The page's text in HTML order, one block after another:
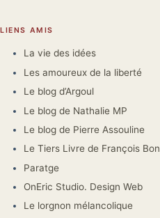
LIENS AMIS
La vie des idées
Les amoureux de la liberté
Le blog d’Argoul
Le blog de Nathalie MP
Le blog de Pierre Assouline
Le Tiers Livre de François Bon
Paratge
OnEric Studio. Design Web
Le lorgnon mélancolique